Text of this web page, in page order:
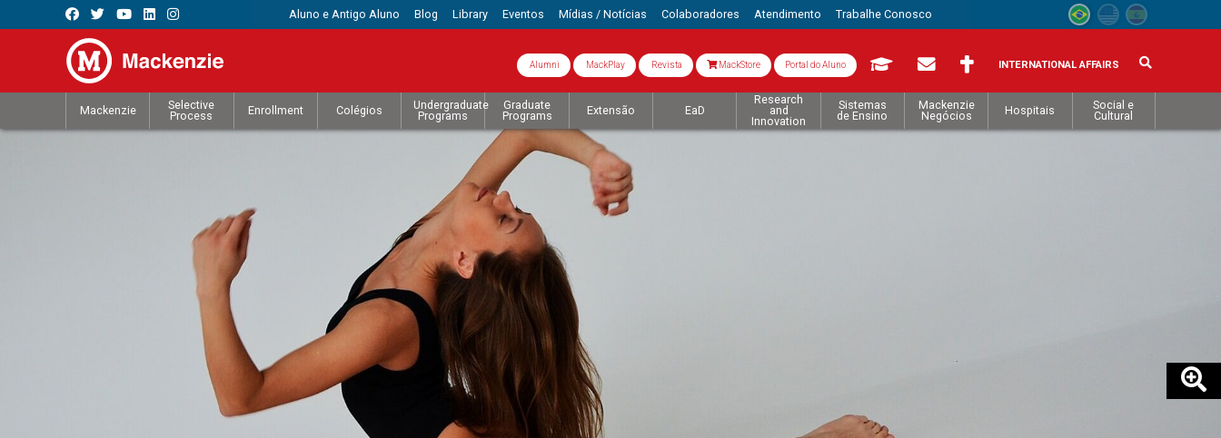
Aluno e Antigo Aluno Blog Library Eventos Mídias / Notícias Colaboradores Atendimento Trabalhe Conosco
Alumni MackPlay Revista MackStore Portal do Aluno INTERNATIONAL AFFAIRS
Mackenzie
Selective
Process
Enrollment Colégios
Undergraduate
Programs
Graduate
Programs
Extensão EaD
Research
and
Innovation
Sistemas
de Ensino
Mackenzie
Negócios
Hospitais
Social e
Cultural